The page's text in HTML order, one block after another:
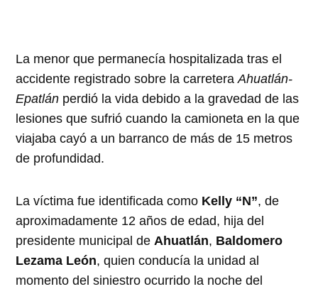
La menor que permanecía hospitalizada tras el
accidente registrado sobre la carreteraAhuatlán-
Epatlán perdió la vida debido a la gravedad de las
lesiones que sufrió cuando la camioneta en la que
viajaba cayó a un barranco de más de 15 metros
de profundidad.
La víctima fue identificada como Kelly “N”, de
aproximadamente 12 años de edad, hija del
presidente municipal deAhuatlán, Baldomero
Lezama León, quien conducía la unidad al
momento del siniestro ocurrido la noche del